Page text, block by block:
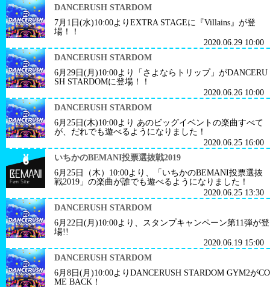
DANCERUSH STARDOM
7月1日(水)10:00よりEXTRA STAGEに『Villains』が登
場！！
2020.06.29 10:00
DANCERUSH STARDOM
6月29日(月)10:00より「さよならトリップ」がDANCERU
SH STARDOMに登場！！
2020.06.26 10:00
DANCERUSH STARDOM
6月25日(木)10:00より あのビッグイベントの楽曲すべて
が、だれでも遊べるようになりました！
2020.06.25 16:00
いちかのBEMANI投票選抜戦2019
6月25日（木）10:00より、「いちかのBEMANI投票選抜
戦2019」の楽曲が誰でも遊べるようになりました！
2020.06.25 13:30
DANCERUSH STARDOM
6月22日(月)10:00より、スタンプキャンペーン第11弾が登
場!!
2020.06.19 15:00
DANCERUSH STARDOM
6月8日(月)10:00よりDANCERUSH STARDOM GYM2がCO
ME BACK！